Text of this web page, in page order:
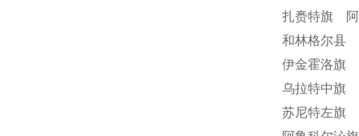
扎赉特旗
和林格尔县
伊金霍洛旗
乌拉特中旗
苏尼特左旗